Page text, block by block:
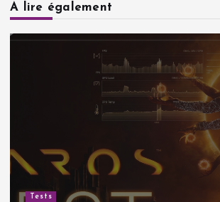
A lire également
Tests